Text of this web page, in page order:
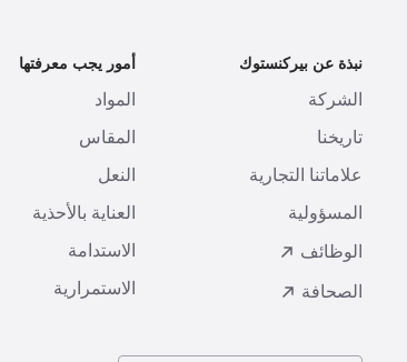
نبذة عن بيركنستوك
الشركة
تاريخنا
علاماتنا التجارية
المسؤولية
الوظائف
الصحافة
أمور يجب معرفتها
المواد
المقاس
النعل
العناية بالأحذية
الاستدامة
الاستمرارية